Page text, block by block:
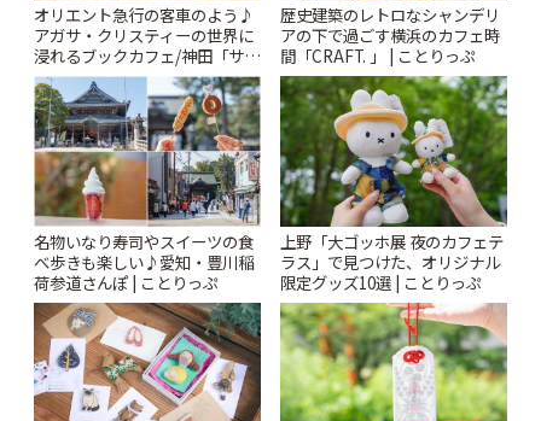
オリエント急行の客車のよう♪
アガサ・クリスティーの世界に
浸れるブックカフェ/神田「サロ
ンクリスティ」 | ことりっぷ
歴史建築のレトロなシャンデリ
アの下で過ごす横浜のカフェ時
間「CRAFT. 」 | ことりっぷ
名物いなり寿司やスイーツの食
べ歩きも楽しい♪愛知・豊川稲
荷参道さんぽ | ことりっぷ
上野「大ゴッホ展 夜のカフェテ
ラス」で見つけた、オリジナル
限定グッズ10選 | ことりっぷ